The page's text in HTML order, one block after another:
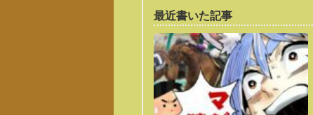
最近書いた記事